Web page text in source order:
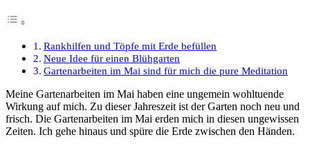
Rankhilfen und Töpfe mit Erde befüllen
Neue Idee für einen Blühgarten
Gartenarbeiten im Mai sind für mich die pure Meditation
Meine Gartenarbeiten im Mai haben eine ungemein wohltuende
Wirkung auf mich. Zu dieser Jahreszeit ist der Garten noch neu und
frisch. Die Gartenarbeiten im Mai erden mich in diesen ungewissen
Zeiten. Ich gehe hinaus und spüre die Erde zwischen den Händen.